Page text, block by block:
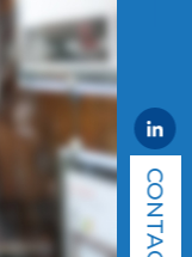
CONTACT